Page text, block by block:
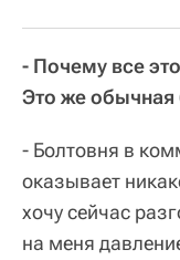
- Почему все
Это же обычная
- Болтовня в
оказывает
хочу сейчас
на меня